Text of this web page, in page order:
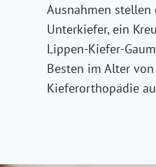
Ausnahmen
Unterkiefer, ein
Lippen-Kiefer-
Besten im Alter
Kieferorthopädie